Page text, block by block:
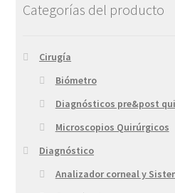
Categorías del producto
Cirugía
Biómetro
Diagnósticos pre&post
Microscopios Quirúrgicos
Diagnóstico
Analizador corneal y